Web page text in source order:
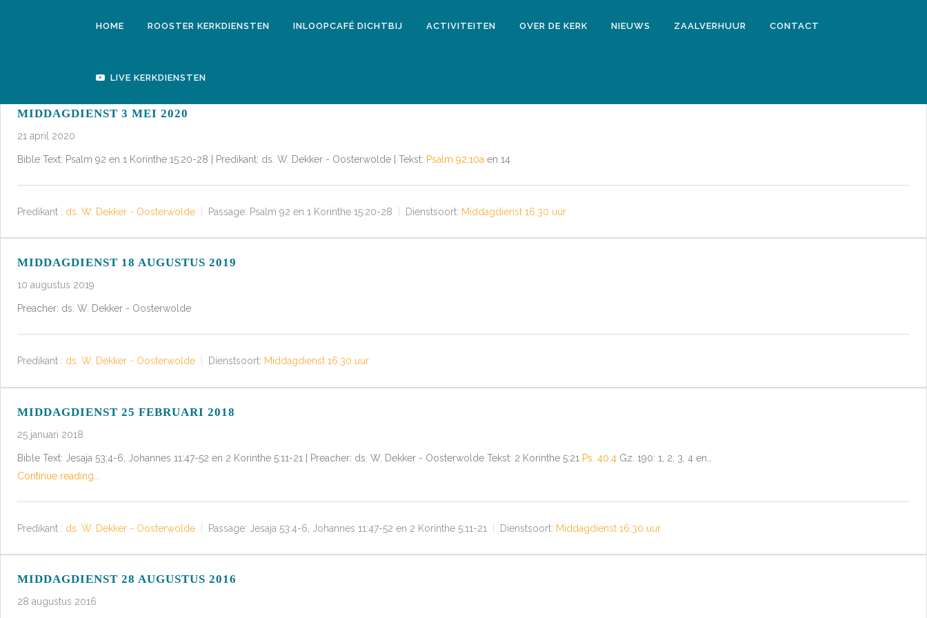
HOME ROOSTER KERKDIENSTEN INLOOPCAFÉ DICHTBIJ ACTIVITEITEN OVER DE KERK NIEUWS ZAALVERHUUR CONTACT
LIVE KERKDIENSTEN
MIDDAGDIENST 3 MEI 2020
21 april 2020
Bible Text: Psalm 92 en 1 Korinthe 15:20-28 | Predikant: ds. W. Dekker - Oosterwolde | Tekst: Psalm 92:10a en 14
Predikant : ds. W. Dekker - Oosterwolde Passage: Psalm 92 en 1 Korinthe 15:20-28 Dienstsoort: Middagdienst 16.30 uur
MIDDAGDIENST 18 AUGUSTUS 2019
10 augustus 2019
Preacher: ds. W. Dekker - Oosterwolde
Predikant : ds. W. Dekker - Oosterwolde Dienstsoort: Middagdienst 16.30 uur
MIDDAGDIENST 25 FEBRUARI 2018
25 januari 2018
Bible Text: Jesaja 53:4-6, Johannes 11:47-52 en 2 Korinthe 5:11-21 | Preacher: ds. W. Dekker - Oosterwolde Tekst: 2 Korinthe 5:21 Ps. 40:4 Gz. 190: 1, 2, 3, 4 en…
Continue reading...
Predikant : ds. W. Dekker - Oosterwolde Passage: Jesaja 53:4-6, Johannes 11:47-52 en 2 Korinthe 5:11-21 Dienstsoort: Middagdienst 16.30 uur
MIDDAGDIENST 28 AUGUSTUS 2016
28 augustus 2016